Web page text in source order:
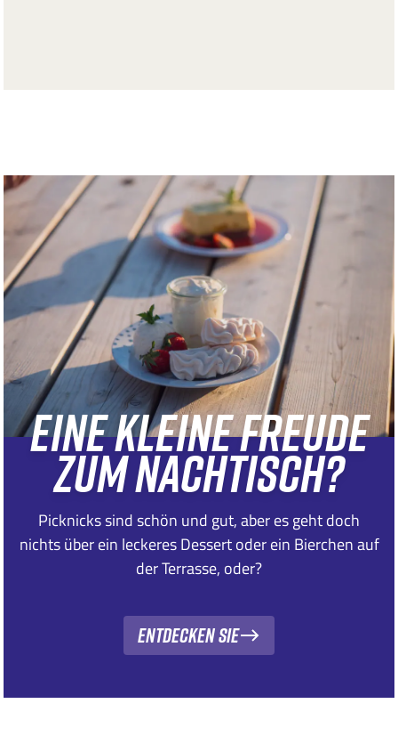
EINE KLEINE FREUDE
ZUM NACHTISCH?
Picknicks sind schön und gut, aber es geht doch
nichts über ein leckeres Dessert oder ein Bierchen auf
der Terrasse, oder?
Entdecken Sie